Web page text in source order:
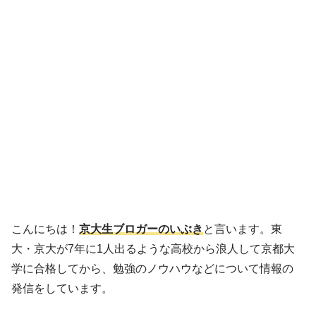
こんにちは！京大生ブロガーのいぶき と言います。東
大・京大が7年に1人出るような高校から浪人して京都大
学に合格してから、勉強のノウハウなどについて情報の
発信をしています。